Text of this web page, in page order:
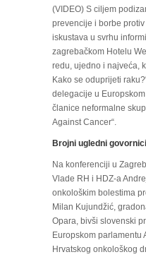
(VIDEO) S ciljem
prevencije i borbe
iskustava u svrhu
zagrebačkom Hotelu
redu, ujedno i najveća,
Kako se oduprijeti
delegacije u
članice neformalne
Against Cancer“.
Brojni ugledni govornici
Na konferenciji u
Vlade RH i HDZ-a
onkološkim bolestima
Milan Kujundžić,
Opara, bivši slovenski
Europskom parlamentu
Hrvatskog onkološkog